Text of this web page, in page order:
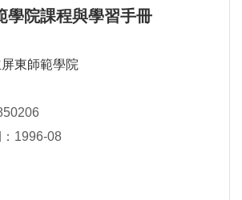
學院課程與學習手冊
屏東師範學院
1996-08